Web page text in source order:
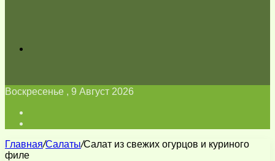
Воскресенье , 9 Август 2026
Главная/Салаты/Салат из свежих огурцов и куриного
филе